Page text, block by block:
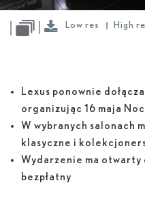
Low res High
Lexus ponownie
organizując 16 maja
W wybranych salonach
klasyczne i
Wydarzenie ma otwarty
bezpłatny